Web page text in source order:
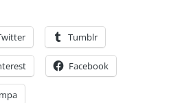
Tumblr
Facebook